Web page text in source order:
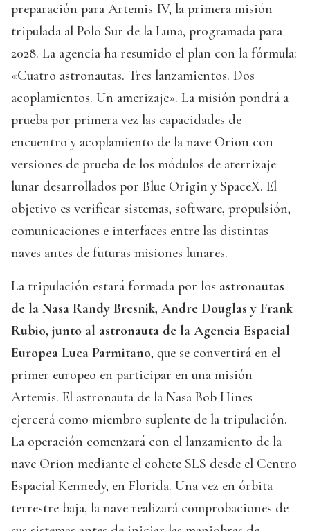
preparación para Artemis IV, la primera misión
tripulada al Polo Sur de la Luna, programada para
2028. La agencia ha resumido el plan con la fórmula:
«Cuatro astronautas. Tres lanzamientos. Dos
acoplamientos. Un amerizaje». La misión pondrá a
prueba por primera vez las capacidades de
encuentro y acoplamiento de la nave Orion con
versiones de prueba de los módulos de aterrizaje
lunar desarrollados por Blue Origin y SpaceX. El
objetivo es verificar sistemas, software, propulsión,
comunicaciones e interfaces entre las distintas
naves antes de futuras misiones lunares.
La tripulación estará formada por los astronautas
de la Nasa Randy Bresnik, Andre Douglas y Frank
Rubio, junto al astronauta de la Agencia Espacial
Europea Luca Parmitano, que se convertirá en el
primer europeo en participar en una misión
Artemis. El astronauta de la Nasa Bob Hines
ejercerá como miembro suplente de la tripulación.
La operación comenzará con el lanzamiento de la
nave Orion mediante el cohete SLS desde el Centro
Espacial Kennedy, en Florida. Una vez en órbita
terrestre baja, la nave realizará comprobaciones de